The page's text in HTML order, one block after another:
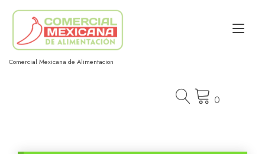
contenido
Comercial Mexicana de Alimentacion
0